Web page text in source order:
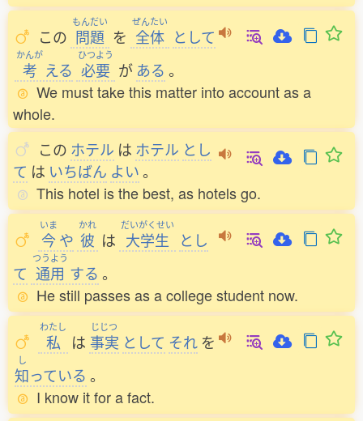
この
もんだい
問題 を
ぜんたい
全体 として
かんが
考 える
ひつよう
必要 が ある 。
We must take this matter into account as a
whole.
この ホテル は ホテル とし
て は いちばん よい。
This hotel is the best, as hotels go.
いま
今や
かれ
彼 は
だいがくせい
大学生
とし
て
つうよう
通用 する 。
He still passes as a college student now.
わたし
私 は
じじつ
事実 として それ を
し
知っている 。
I know it for a fact.